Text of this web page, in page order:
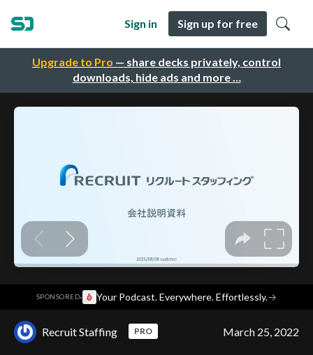
Upgrade to Pro — share decks privately, control
downloads, hide ads and more …
Sign in Sign up for free
SPONSORED· Your Podcast. Everywhere. Effortlessly.→
Recruit Staffing PRO March 25, 2022